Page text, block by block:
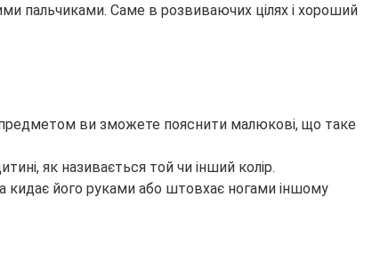
пальчиками. Саме в розвиваючих цілях і хороший
предметом ви зможете пояснити малюкові, що таке
як називається той чи інший колір.
кидає його руками або штовхає ногами іншому